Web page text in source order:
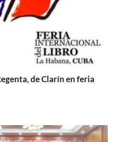
de Clarín en feria